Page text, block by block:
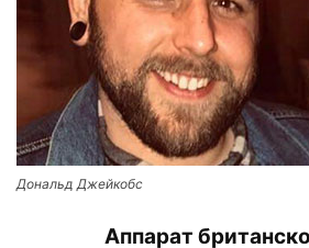
Дональд Джейкобс
Аппарат